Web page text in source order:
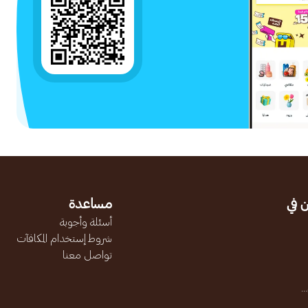
في مساعدة
أسئلة وأجوبة
شروط إستخدام المكافآت
تواصل معنا